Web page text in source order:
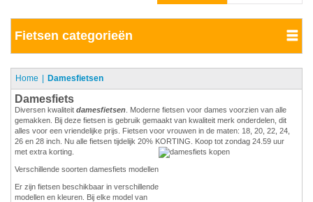
Fietsen categorieën
Home Damesfietsen
Damesfiets
Diversen kwaliteit damesfietsen . Moderne fietsen voor dames voorzien van alle
gemakken. Bij deze fietsen is gebruik gemaakt van kwaliteit merk onderdelen, dit
alles voor een vriendelijke prijs. Fietsen voor vrouwen in de maten: 18, 20, 22, 24,
26 en 28 inch. Nu alle fietsen tijdelijk 20% KORTING. Koop tot zondag 24.59 uur
met extra korting.
Verschillende soorten damesfiets modellen
Er zijn fietsen beschikbaar in verschillende
modellen en kleuren. Bij elke model van